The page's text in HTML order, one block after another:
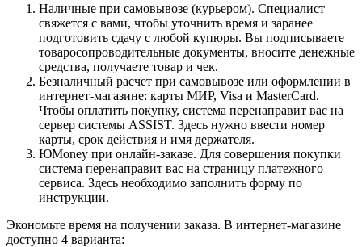
Наличные при самовывозе (курьером). Специалист
свяжется с вами, чтобы уточнить время и заранее
подготовить сдачу с любой купюры. Вы подписываете
товаросопроводительные документы, вносите денежные
средства, получаете товар и чек.
Безналичный расчет при самовывозе или оформлении в
интернет-магазине: карты МИР, Visa и MasterCard.
Чтобы оплатить покупку, система перенаправит вас на
сервер системы ASSIST. Здесь нужно ввести номер
карты, срок действия и имя держателя.
ЮMoney при онлайн-заказе. Для совершения покупки
система перенаправит вас на страницу платежного
сервиса. Здесь необходимо заполнить форму по
инструкции.
Экономьте время на получении заказа. В интернет-магазине
доступно 4 варианта: